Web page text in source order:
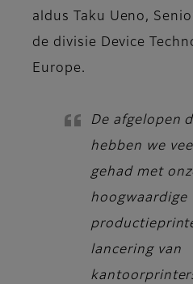
aldus Taku Ueno,
de divisie Device
Europe.
De afgelopen
hebben we
gehad met
hoogwaardige
lancering van